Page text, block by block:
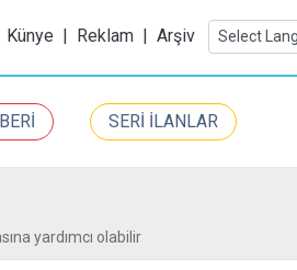
Künye | Reklam | Arşiv
SERİ İLANLAR
yardımcı olabilir